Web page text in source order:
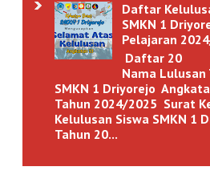
Daftar
SMKN 1
Pelajaran
Daftar 20
Nama Lulusan
SMKN 1 Driyorejo
Tahun 2024/2025 Surat
Kelulusan Siswa SMKN 1
Tahun 20...